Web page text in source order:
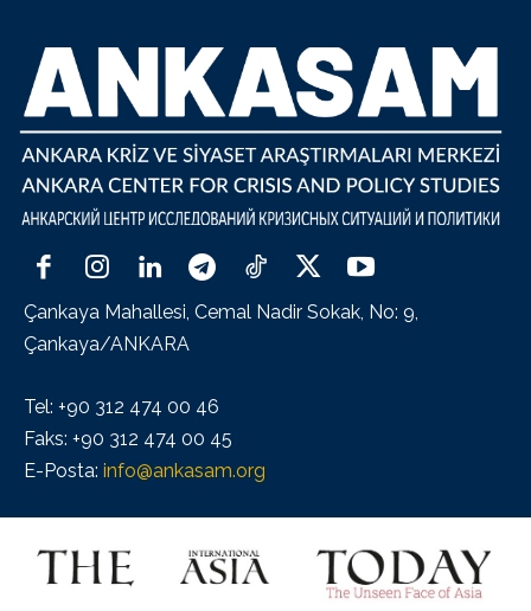
Çankaya Mahallesi, Cemal Nadir Sokak, No: 9,
Çankaya/ANKARA
Tel: +90 312 474 00 46
Faks: +90 312 474 00 45
E-Posta: info@ankasam.org